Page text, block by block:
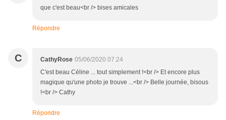
que c'est beau<br /> bises amicales
Répondre
C CathyRose 05/06/2020 07:24
C'est beau Céline ... tout simplement !<br /> Et encore plus
magique qu'une photo je trouve ...<br /> Belle journée, bisous
!<br /> Cathy
Répondre